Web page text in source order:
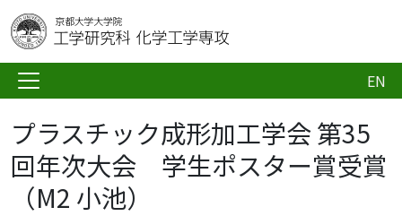
EN
プラスチック成形加工学会 第35
回年次大会 学生ポスター賞受賞
（M2 小池）